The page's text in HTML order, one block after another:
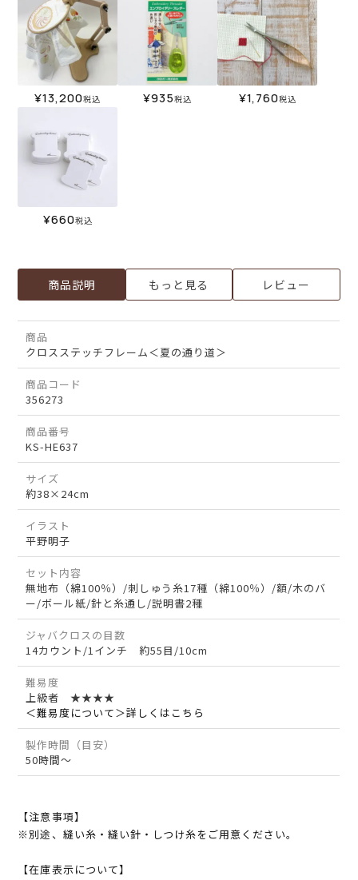
¥13,200税込 ¥935税込 ¥1,760税込
¥660税込
商品説明 もっと見る レビュー
商品
クロスステッチフレーム＜夏の通り道＞
商品コード
356273
商品番号
KS-HE637
サイズ
約38×24cm
イラスト
平野明子
セット内容
無地布（綿100％）/刺しゅう糸17種（綿100％）/額/木のバ
ー/ボール紙/針と糸通し/説明書2種
ジャバクロスの目数
14カウント/1インチ 約55目/10cm
難易度
上級者 ★★★★
＜難易度について＞詳しくはこちら
製作時間（目安）
50時間～
【注意事項】
※別途、縫い糸・縫い針・しつけ糸をご用意ください。
【在庫表示について】